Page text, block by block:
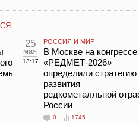
25
мая
13:17
РОССИЯ И МИР
В Москве на конгрессе
«РЕДМЕТ-2026»
определили стратегию
развития
редкометалльной
России
0 1745